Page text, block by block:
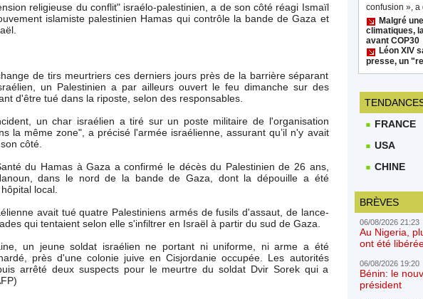
religieuse du conflit" israélo-palestinien, a de son côté réagi Ismaïl
islamiste palestinien Hamas qui contrôle la bande de Gaza et
de tirs meurtriers ces derniers jours près de la barrière séparant
un Palestinien a par ailleurs ouvert le feu dimanche sur des
d'être tué dans la riposte, selon des responsables.
un char israélien a tiré sur un poste militaire de l'organisation
la même zone", a précisé l'armée israélienne, assurant qu’il n'y avait
côté.
du Hamas à Gaza a confirmé le décès du Palestinien de 26 ans,
dans le nord de la bande de Gaza, dont la dépouille a été
local.
avait tué quatre Palestiniens armés de fusils d'assaut, de lance-
qui tentaient selon elle s'infiltrer en Israël à partir du sud de Gaza.
un jeune soldat israélien ne portant ni uniforme, ni arme a été
près d'une colonie juive en Cisjordanie occupée. Les autorités
arrêté deux suspects pour le meurtre du soldat Dvir Sorek qui a
confusion », a
Malgré
climatiques,
avant COP30
Léon XIV
presse, un
FRANCE
USA
CHINE
BRÈVES
06/08/2026 21:23
Au Nigeria,
ont été
06/08/2026 19:20
Bénin: le
président